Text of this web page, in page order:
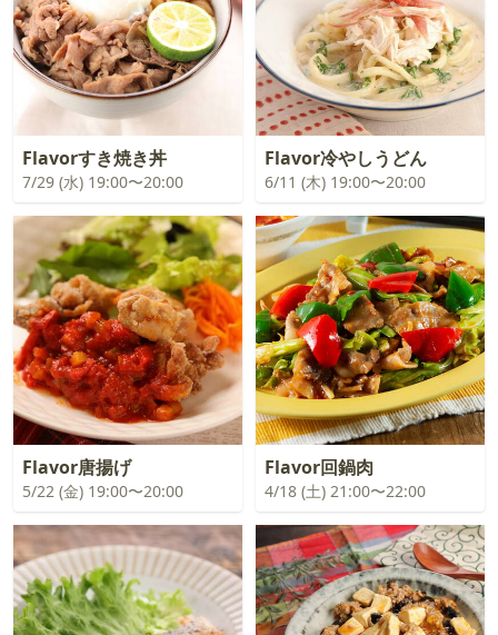
Flavorすき焼き丼
7/29 (水) 19:00〜20:00
Flavor冷やしうどん
6/11 (木) 19:00〜20:00
Flavor唐揚げ
5/22 (金) 19:00〜20:00
Flavor回鍋肉
4/18 (土) 21:00〜22:00